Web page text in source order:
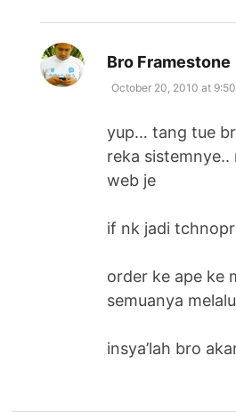
Bro Framestone
October 20, 2010 at
yup… tang tue
reka
web je
if nk jadi
order ke ape ke
semuanya
insya’lah bro